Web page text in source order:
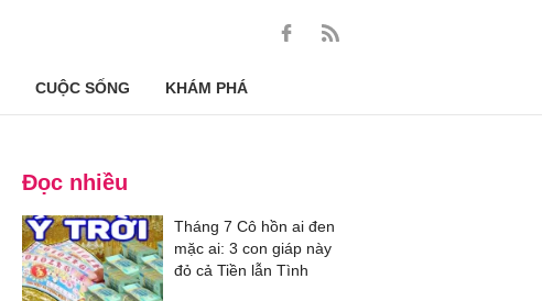
CUỘC SỐNG KHÁM PHÁ
Đọc nhiều
Tháng 7 Cô hồn ai đen
mặc ai: 3 con giáp này
đỏ cả Tiền lẫn Tình